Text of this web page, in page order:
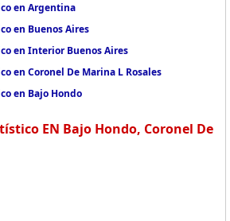
en Argentina
en Buenos Aires
en Interior Buenos Aires
en Coronel De Marina L Rosales
en Bajo Hondo
EN Bajo Hondo, Coronel De